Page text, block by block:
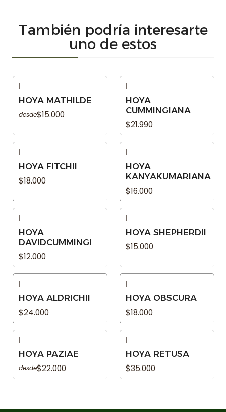
También podría interesarte
uno de estos
|
HOYA MATHILDE
desde$15.000
|
HOYA
CUMMINGIANA
$21.990
|
HOYA FITCHII
$18.000
|
HOYA
KANYAKUMARIANA
$16.000
|
HOYA
DAVIDCUMMINGI
$12.000
|
HOYA SHEPHERDII
$15.000
|
HOYA ALDRICHII
$24.000
|
HOYA OBSCURA
$18.000
|
HOYA PAZIAE
desde$22.000
|
HOYA RETUSA
$35.000